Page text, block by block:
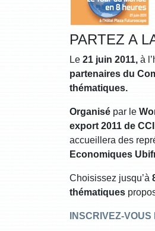
PARTEZ A
Le 21 juin 2011, à
partenaires du
thématiques.
Organisé par le
export 2011 de
accueillera des
Economiques
Choisissez jusqu’à
thématiques
INSCRIVEZ-